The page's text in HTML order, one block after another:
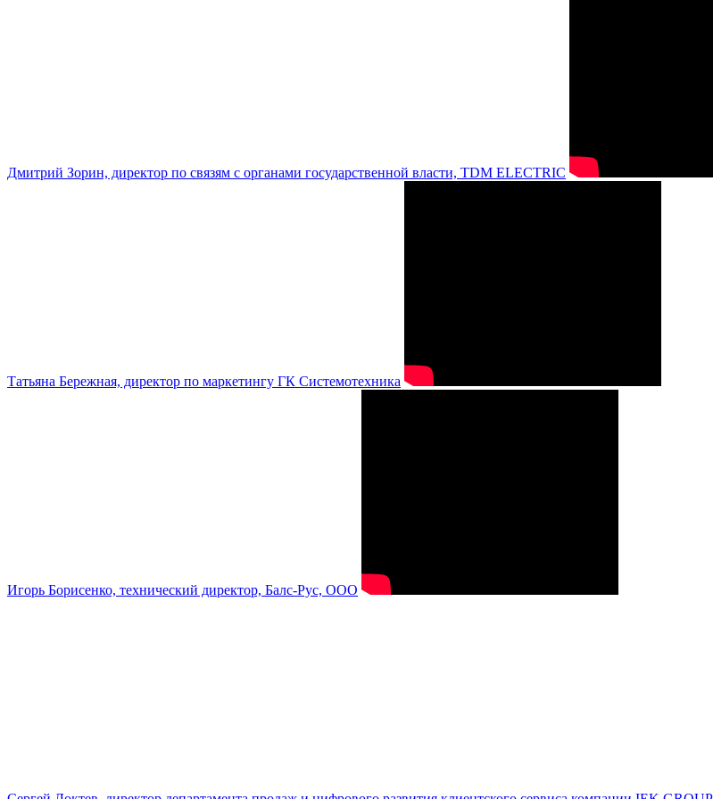
Дмитрий Зорин, директор по связям с органами государственной власти, TDM ELECTRIC
Татьяна Бережная, директор по маркетингу ГК Системотехника
Игорь Борисенко, технический директор, Балс-Рус, ООО